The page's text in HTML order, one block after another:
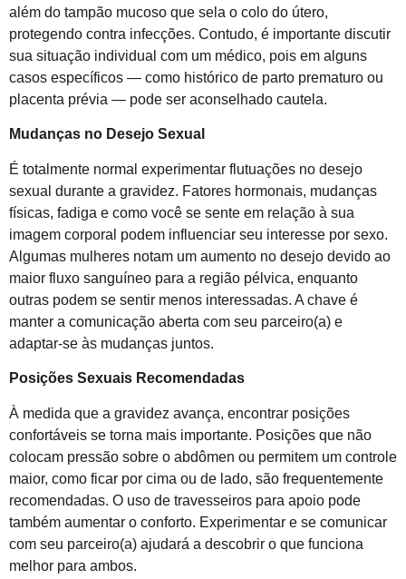
além do tampão mucoso que sela o colo do útero,
protegendo contra infecções. Contudo, é importante discutir
sua situação individual com um médico, pois em alguns
casos específicos — como histórico de parto prematuro ou
placenta prévia — pode ser aconselhado cautela.
Mudanças no Desejo Sexual
É totalmente normal experimentar flutuações no desejo
sexual durante a gravidez. Fatores hormonais, mudanças
físicas, fadiga e como você se sente em relação à sua
imagem corporal podem influenciar seu interesse por sexo.
Algumas mulheres notam um aumento no desejo devido ao
maior fluxo sanguíneo para a região pélvica, enquanto
outras podem se sentir menos interessadas. A chave é
manter a comunicação aberta com seu parceiro(a) e
adaptar-se às mudanças juntos.
Posições Sexuais Recomendadas
À medida que a gravidez avança, encontrar posições
confortáveis se torna mais importante. Posições que não
colocam pressão sobre o abdômen ou permitem um controle
maior, como ficar por cima ou de lado, são frequentemente
recomendadas. O uso de travesseiros para apoio pode
também aumentar o conforto. Experimentar e se comunicar
com seu parceiro(a) ajudará a descobrir o que funciona
melhor para ambos.